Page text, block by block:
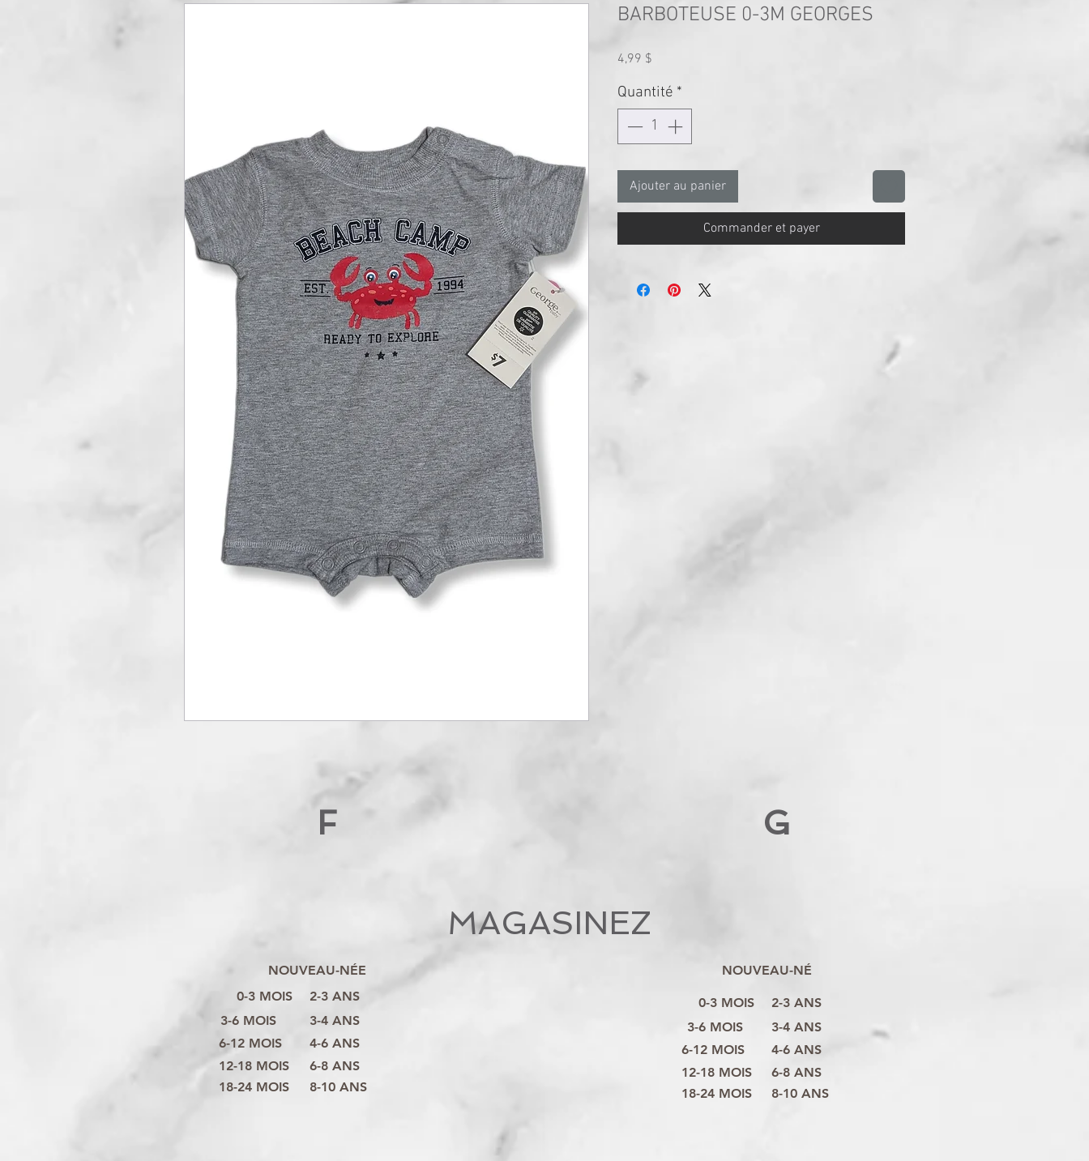
BARBOTEUSE 0-3M GEORGES
4,99 $
Quantité *
Ajouter au panier
Commander et payer
F
8-10 ANS
6-8 ANS
4-6 ANS
3-4 ANS
2-3 ANS
NOUVEAU-NÉE
0-3 MOIS
6-12 MOIS
12-18 MOIS
18-24 MOIS
3-6 MOIS
MAGASINEZ
G
NOUVEAU-NÉ
0-3 MOIS
6-12 MOIS
12-18 MOIS
18-24 MOIS
3-6 MOIS
8-10 ANS
6-8 ANS
4-6 ANS
3-4 ANS
2-3 ANS